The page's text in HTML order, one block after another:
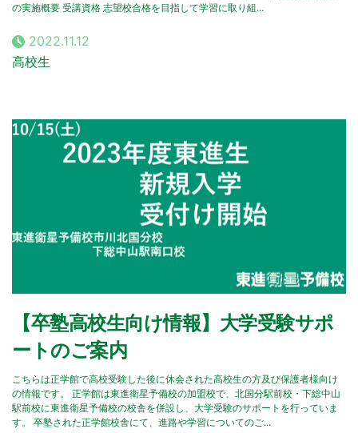
の実施概要 受講資格 志望校合格を目指して学習に取り組...
2022.11.12
高校生
【卒塾高校生向け情報】大学受験サポ
ートのご案内
こちらは正学館で高校受験した後に休会された高校生の方及び保護者様向け
の情報です。 正学館は東進衛星予備校の加盟校で、北国分駅前校・下総中山
駅前校に東進衛星予備校の校舎を併設し、大学受験のサポートを行っていま
す。 卒塾された正学館校舎にて、進路や学習についてのご...